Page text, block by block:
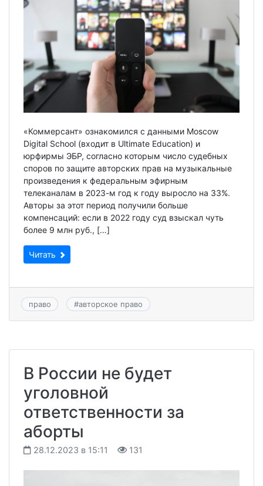
«Коммерсант» ознакомился с данными Moscow
Digital School (входит в Ultimate Education) и
юрфирмы ЭБР, согласно которым число судебных
споров по защите авторских прав на музыкальные
произведения к федеральным эфирным
телеканалам в 2023-м год к году выросло на 33%.
Авторы за этот период получили больше
компенсаций: если в 2022 году суд взыскал чуть
более 9 млн руб., […]
Читать
право #авторское право
В России не будет
уголовной
ответственности за
аборты
28.12.2023 в 15:11 131